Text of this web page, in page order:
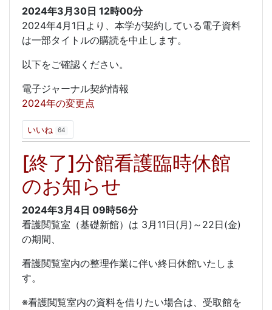
2024年3月30日 12時00分
2024年4月1日より、本学が契約している電子資料
は一部タイトルの購読を中止します。
以下をご確認ください。
電子ジャーナル契約情報
2024年の変更点
いいね 64
[終了]分館看護臨時休館
のお知らせ
2024年3月4日 09時56分
看護閲覧室（基礎新館）は 3月11日(月)～22日(金)
の期間、
看護閲覧室内の整理作業に伴い終日休館いたしま
す。
※看護閲覧室内の資料を借りたい場合は、受取館を